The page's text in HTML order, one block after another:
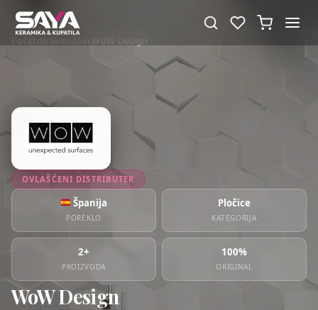
Početna Brendovi WoW Design
OVLAŠĆENI DISTRIBUTER
Španija
POREKLO
Pločice
KATEGORIJA
2+
PROIZVODA
100%
ORIGINAL
WoW Design